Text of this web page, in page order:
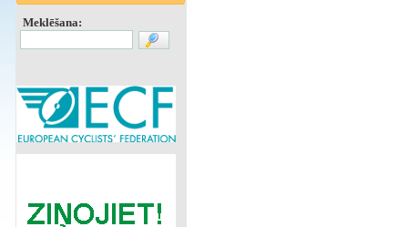
Meklēšana: